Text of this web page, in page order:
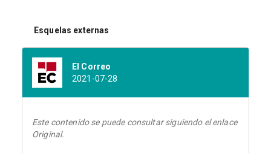
Esquelas externas
El Correo
2021-07-28
Este contenido se puede consultar siguiendo el enlace
Original.